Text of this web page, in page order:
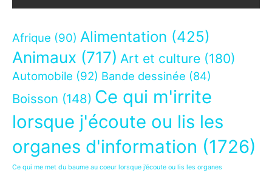
Afrique (90) Alimentation (425)
Animaux (717) Art et culture (180)
Automobile (92) Bande dessinée (84)
Boisson (148) Ce qui m'irrite
lorsque j'écoute ou lis les
organes d'information (1726)
Ce qui me met du baume au coeur lorsque j’écoute ou lis les organes